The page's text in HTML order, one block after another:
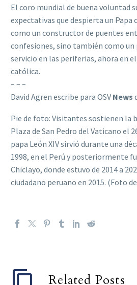
El coro mundial de buena voluntad
expectativas que despierta un Papa
como un constructor de puentes
confesiones, sino también como
servicio en las periferias, ahora en
católica.
– – –
David Agren escribe para OSV News
Pie de foto: Visitantes sostienen la
Plaza de San Pedro del Vaticano el
papa León XIV sirvió durante una
1998, en el Perú y posteriormente
Chiclayo, donde estuvo de 2014 a
ciudadano peruano en 2015. (Foto
Related Posts